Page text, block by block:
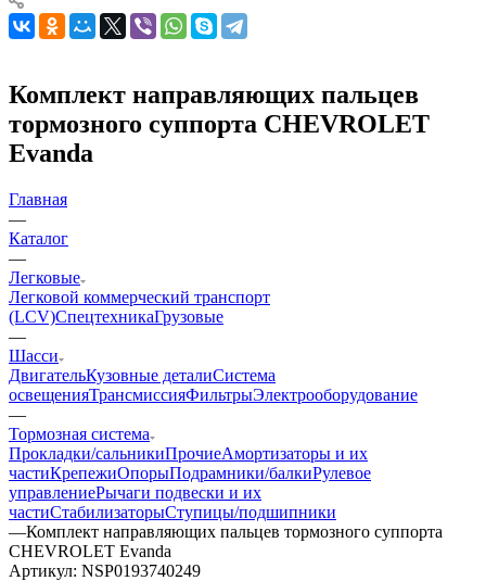
Комплект направляющих пальцев
тормозного суппорта CHEVROLET
Evanda
Главная
—
Каталог
—
Легковые
Легковой коммерческий транспорт
(LCV)СпецтехникаГрузовые
—
Шасси
ДвигательКузовные деталиСистема
освещенияТрансмиссияФильтрыЭлектрооборудование
—
Тормозная система
Прокладки/сальникиПрочиеАмортизаторы и их
частиКрепежиОпорыПодрамники/балкиРулевое
управлениеРычаги подвески и их
частиСтабилизаторыСтупицы/подшипники
—Комплект направляющих пальцев тормозного суппорта
CHEVROLET Evanda
Артикул: NSP0193740249